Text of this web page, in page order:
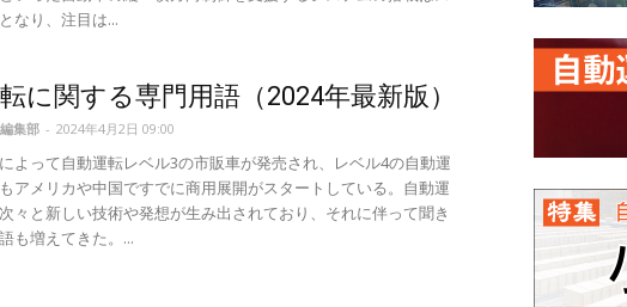
なり、注目は...
に関する専門用語（2024年最新版）
集部 - 2024年4月2日 09:00
よって自動運転レベル3の市販車が発売され、レベル4の自動運
アメリカや中国ですでに商用展開がスタートしている。自動運
々と新しい技術や発想が生み出されており、それに伴って聞き
も増えてきた。...